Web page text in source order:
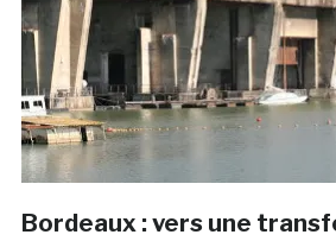
Bordeaux : vers une